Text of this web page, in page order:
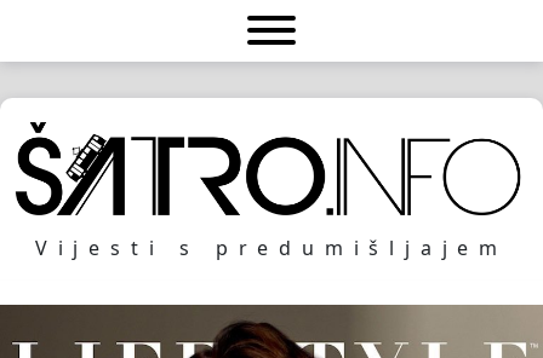
Vijesti s predumišljajem